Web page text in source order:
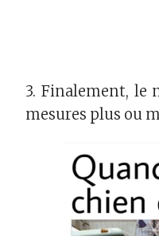
3. Finalement, le
mesures plus ou